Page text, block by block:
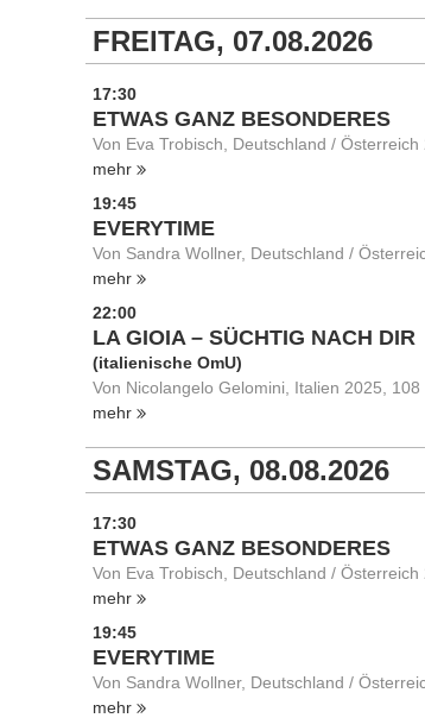
FREITAG, 07.08.2026
17:30
ETWAS GANZ BESONDERES
Von Eva Trobisch, Deutschland / Österreich
mehr
19:45
EVERYTIME
Von Sandra Wollner, Deutschland /
mehr
22:00
LA GIOIA – SÜCHTIG NACH DIR
(italienische OmU)
Von Nicolangelo Gelomini, Italien 2025, 108
mehr
SAMSTAG, 08.08.2026
17:30
ETWAS GANZ BESONDERES
Von Eva Trobisch, Deutschland / Österreich
mehr
19:45
EVERYTIME
Von Sandra Wollner, Deutschland /
mehr